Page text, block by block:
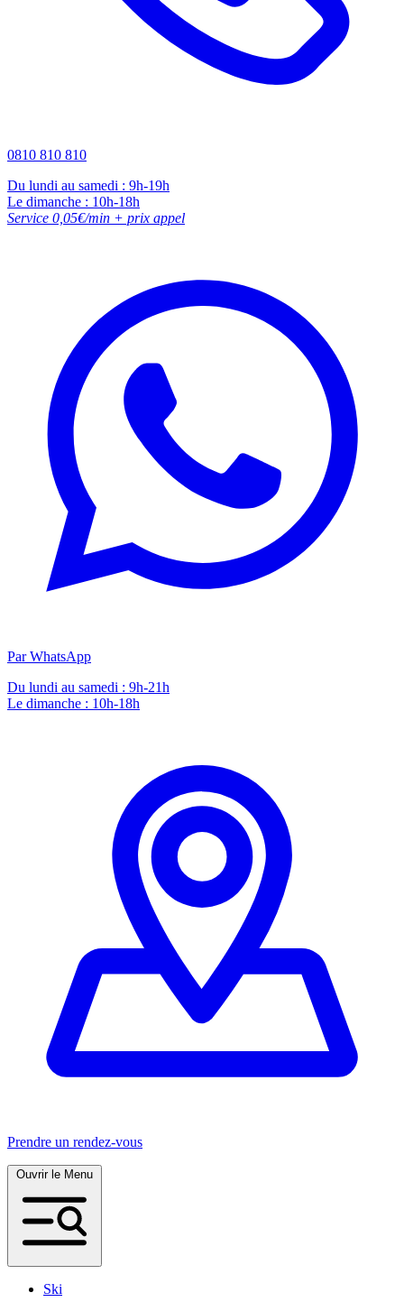
0810 810 810
Du lundi au samedi : 9h-19h
Le dimanche : 10h-18h
Service 0,05€/min + prix appel
Par WhatsApp
Du lundi au samedi : 9h-21h
Le dimanche : 10h-18h
Prendre un rendez-vous
Ski